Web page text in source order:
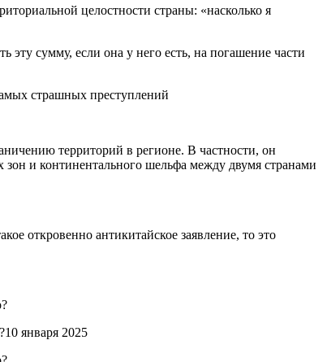
целостности страны: «насколько я
сумму, если она у него есть, на погашение части
страшных преступлений
территорий в регионе. В частности, он
и континентального шельфа между двумя странами
откровенно антикитайское заявление, то это
января 2025